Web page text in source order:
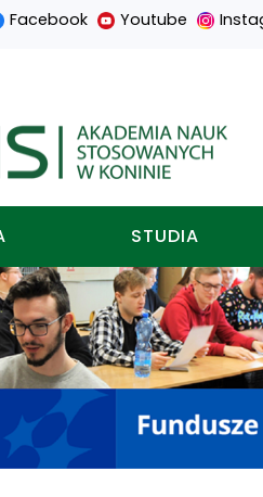
Facebook Youtube
nauk
STUDIA